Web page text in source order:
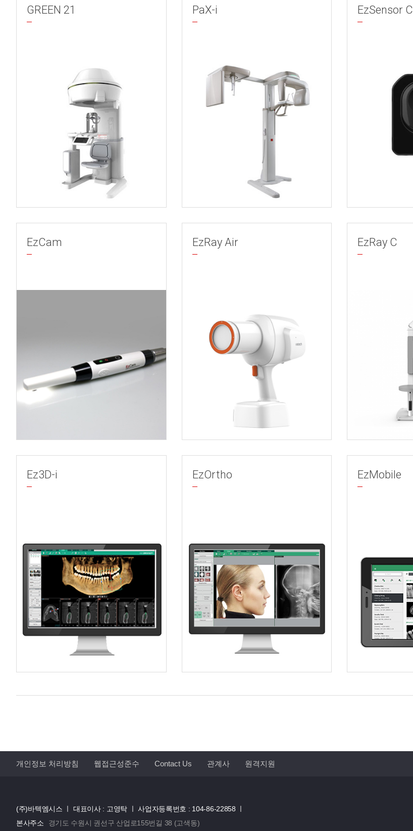
GREEN 21 PaX-i EzSensor C
EzCam EzRay Air EzRay C
Ez3D-i EzOrtho EzMobile
개인정보 처리방침 웹접근성준수 Contact Us 관계사 원격지원
(주)바텍엠시스 ㅣ 대표이사 : 고영탁 ㅣ사업자등록번호 : 104-86-22858 ㅣ
본사주소
경기도 수원시 권선구 산업로155번길 38 (고색동)